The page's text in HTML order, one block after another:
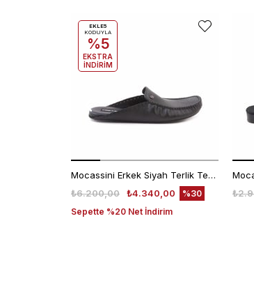
Mocassini Erkek Siyah Terlik Terlik
₺4.340,00
₺6.200,00
Sepette %20 Net İndirim
%30
EKLE5
KODUYLA
%5
EKSTRA
İNDİRİM